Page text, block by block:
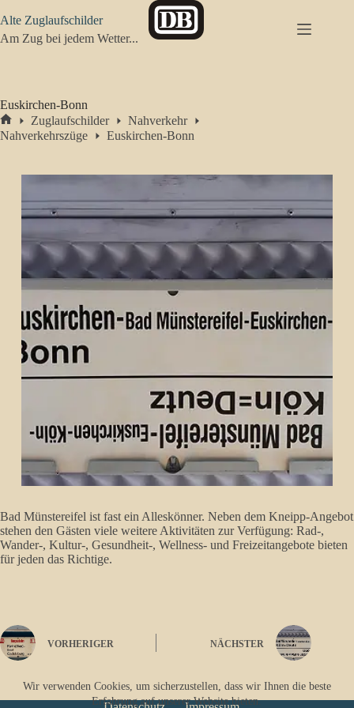
Inhalt
springen
Wir verwenden Cookies, um sicherzustellen, dass wir Ihnen die beste
Erfahrung auf unserer Website bieten.
Alte Zuglaufschilder
Am Zug bei jedem Wetter...
Euskirchen-Bonn
Start
Zuglaufschilder
Nahverkehr
Nahverkehrszüge
Euskirchen-Bonn
Bad Münstereifel ist fast ein Alleskönner. Neben dem Kneipp-Angebot
stehen den Gästen viele weitere Aktivitäten zur Verfügung: Rad-,
Wander-, Kultur-, Gesundheit-, Wellness- und Freizeitangebote bieten
für jeden das Richtige.
VORHERIGER NÄCHSTER